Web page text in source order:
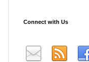
Connect with Us